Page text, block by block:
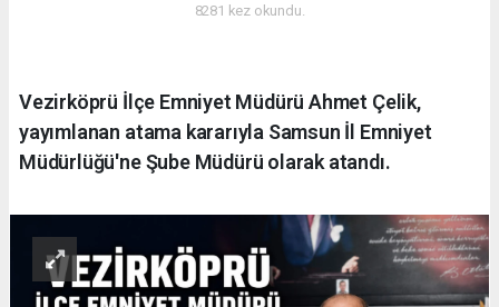
8281 kez okundu.
Vezirköprü İlçe Emniyet Müdürü Ahmet Çelik,
yayımlanan atama kararıyla Samsun İl Emniyet
Müdürlüğü'ne Şube Müdürü olarak atandı.